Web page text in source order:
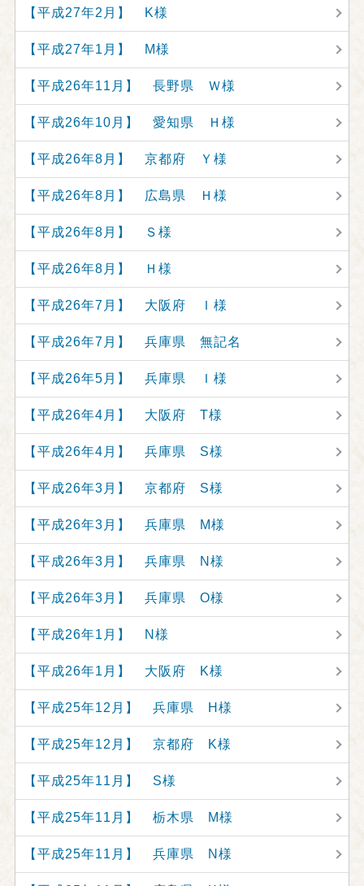
【平成27年2月】 K様
【平成27年1月】 M様
【平成26年11月】 長野県 Ｗ様
【平成26年10月】 愛知県 Ｈ様
【平成26年8月】 京都府 Ｙ様
【平成26年8月】 広島県 Ｈ様
【平成26年8月】 Ｓ様
【平成26年8月】 Ｈ様
【平成26年7月】 大阪府 Ｉ様
【平成26年7月】 兵庫県 無記名
【平成26年5月】 兵庫県 Ｉ様
【平成26年4月】 大阪府 T様
【平成26年4月】 兵庫県 S様
【平成26年3月】 京都府 S様
【平成26年3月】 兵庫県 M様
【平成26年3月】 兵庫県 N様
【平成26年3月】 兵庫県 O様
【平成26年1月】 N様
【平成26年1月】 大阪府 K様
【平成25年12月】 兵庫県 H様
【平成25年12月】 京都府 K様
【平成25年11月】 S様
【平成25年11月】 栃木県 M様
【平成25年11月】 兵庫県 N様